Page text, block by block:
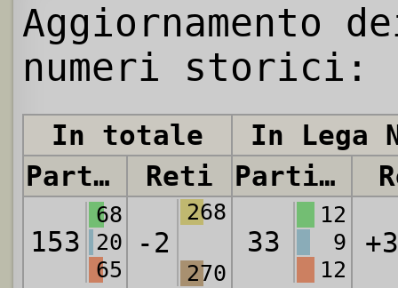
Aggiornamento
numeri storici:
In totale
In Lega
Partite
Reti Partite
153
68
20
65
-2
268
270
33
12
9
12
+3